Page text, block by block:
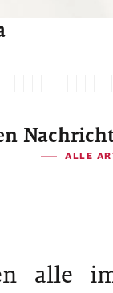
ALLE
alle